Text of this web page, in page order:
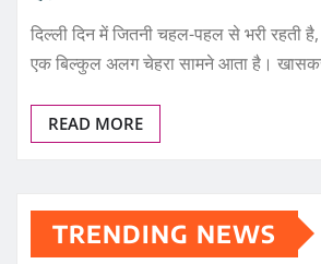
दिल्ली दिन में जितनी चहल-पहल से भरी रहती
एक बिल्कुल अलग चेहरा सामने आता है।
READ MORE
TRENDING NEWS